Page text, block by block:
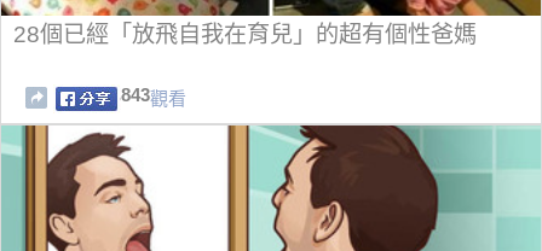
28個已經「放飛自我在育兒」的超有個性爸媽
843觀看